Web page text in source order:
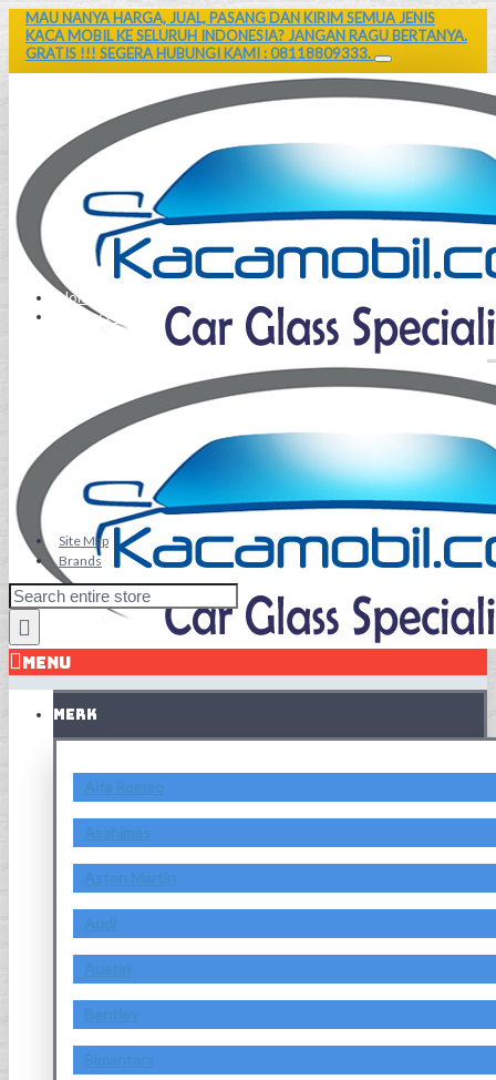
MAU NANYA HARGA, JUAL, PASANG DAN KIRIM SEMUA JENIS
KACA MOBIL KE SELURUH INDONESIA? JANGAN RAGU BERTANYA.
GRATIS !!! SEGERA HUBUNGI KAMI : 08118809333.
Home
Contact Us
Site Map
Brands
MENU
MERK
Alfa Romeo
Asahimas
Aston Martin
Audi
Austin
Bentley
Bimantara